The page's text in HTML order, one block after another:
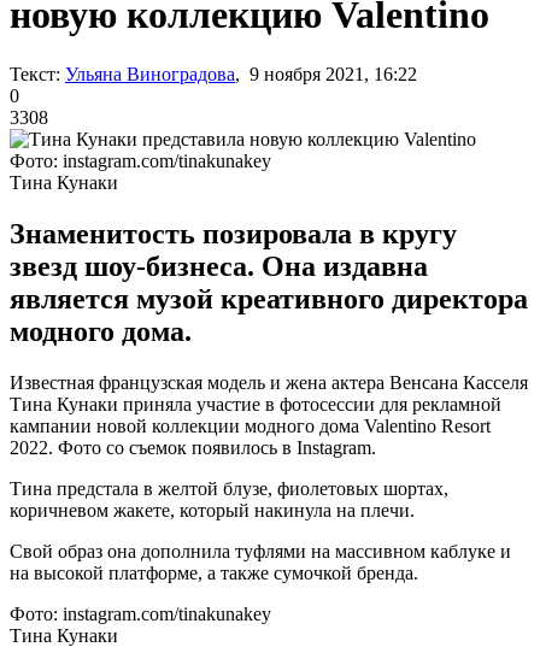
новую коллекцию Valentino
Текст: Ульяна Виноградова, 9 ноября 2021, 16:22
0
3308
Фото: instagram.com/tinakunakey
Тина Кунаки
Знаменитость позировала в кругу
звезд шоу-бизнеса. Она издавна
является музой креативного директора
модного дома.
Известная французская модель и жена актера Венсана Касселя
Тина Кунаки приняла участие в фотосессии для рекламной
кампании новой коллекции модного дома Valentino Resort
2022. Фото со съемок появилось в Instagram.
Тина предстала в желтой блузе, фиолетовых шортах,
коричневом жакете, который накинула на плечи.
Свой образ она дополнила туфлями на массивном каблуке и
на высокой платформе, а также сумочкой бренда.
Фото: instagram.com/tinakunakey
Тина Кунаки